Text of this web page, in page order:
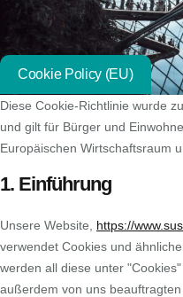
Cookie Policy (EU)
Diese Cookie-Richtlinie wurde
und gilt für Bürger und
Europäischen Wirtschaftsraum
1. Einführung
Unsere Website, https://
verwendet Cookies und
werden all diese unter
außerdem von uns